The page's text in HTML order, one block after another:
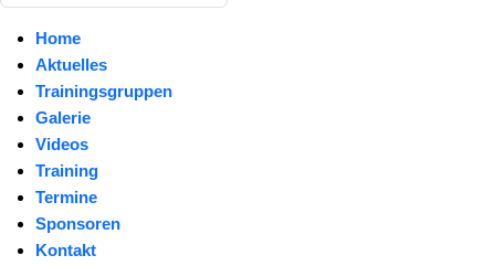
Home
Aktuelles
Trainingsgruppen
Galerie
Videos
Training
Termine
Sponsoren
Kontakt